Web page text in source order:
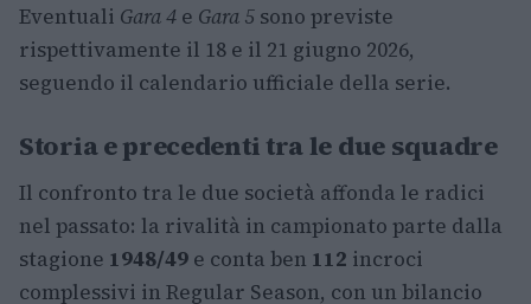
Eventuali Gara 4 e Gara 5 sono previste
rispettivamente il 18 e il 21 giugno 2026,
seguendo il calendario ufficiale della serie.
Storia e precedenti tra le due squadre
Il confronto tra le due società affonda le radici
nel passato: la rivalità in campionato parte dalla
stagione 1948/49 e conta ben 112 incroci
complessivi in Regular Season, con un bilancio